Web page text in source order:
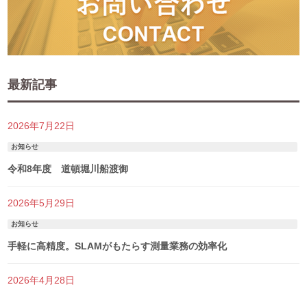
最新記事
2026年7月22日
お知らせ
令和8年度 道頓堀川船渡御
2026年5月29日
お知らせ
手軽に高精度。SLAMがもたらす測量業務の効率化
2026年4月28日